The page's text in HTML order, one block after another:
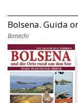
Bolsena. Guida
Bonechi